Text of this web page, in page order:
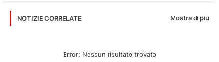
NOTIZIE CORRELATE Mostra di più
Error: Nessun risultato trovato